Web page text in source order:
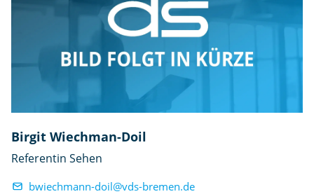
Birgit Wiechman-Doil
Referentin Sehen
bwiechmann-doil@vds-bremen.de